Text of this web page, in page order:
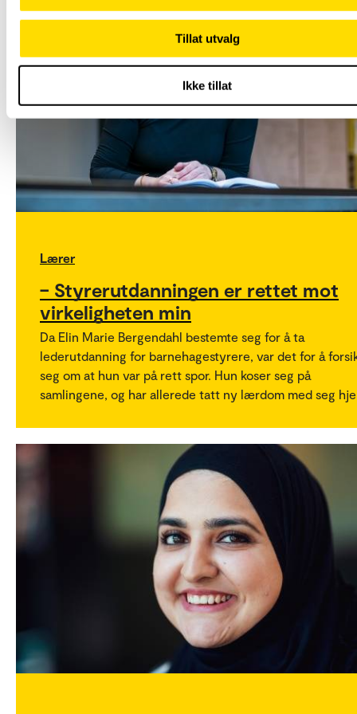
Tillat utvalg
Ikke tillat
Gjennom studiet får du styrket din kompetanse i
ledelse av samarbeid, utviklingsprosesser og
gjennom aksjonsforskning.
Lærer
– Styrerutdanningen er rettet mot
virkeligheten min
Da Elin Marie Bergendahl bestemte seg for å ta
lederutdanning for barnehagestyrere, var det for å
seg om at hun var på rett spor. Hun koser seg på
samlingene, og har allerede tatt ny lærdom med seg